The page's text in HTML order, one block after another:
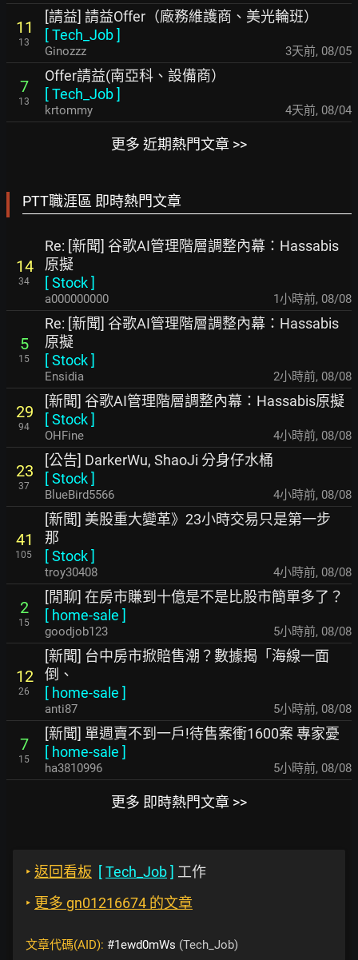
11
13
[請益] 請益Offer（廠務維護商、美光輪班）
[Tech_Job]
Ginozzz 3天前, 08/05
7
13
Offer請益(南亞科、設備商）
[Tech_Job]
krtommy 4天前, 08/04
更多 近期熱門文章 >>
PTT職涯區 即時熱門文章
14
34
Re: [新聞] 谷歌AI管理階層調整內幕：Hassabis
原擬
[Stock]
a000000000 1小時前, 08/08
5
15
Re: [新聞] 谷歌AI管理階層調整內幕：Hassabis
原擬
[Stock]
Ensidia 2小時前, 08/08
29
94
[新聞] 谷歌AI管理階層調整內幕：Hassabis原擬
[Stock]
OHFine 4小時前, 08/08
23
37
[公告] DarkerWu, ShaoJi 分身仔水桶
[Stock]
BlueBird5566 4小時前, 08/08
41
105
[新聞] 美股重大變革》23小時交易只是第一步
那
[Stock]
troy30408 4小時前, 08/08
2
15
[閒聊] 在房市賺到十億是不是比股市簡單多了？
[ home-sale ]
goodjob123 5小時前, 08/08
12
26
[新聞] 台中房市掀賠售潮？數據揭「海線一面
倒、
[ home-sale ]
anti87 5小時前, 08/08
7
15
[新聞] 單週賣不到一戶!待售案衝1600案 專家憂
[ home-sale ]
ha3810996 5小時前, 08/08
更多 即時熱門文章 >>
‣ 返回看板 [Tech_Job] 工作
‣ 更多 gn01216674 的文章
文章代碼(AID): #1ewd0mWs (Tech_Job)